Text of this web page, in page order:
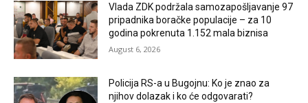
Vlada ZDK podržala samozapošljavanje 97
pripadnika boračke populacije – za 10
godina pokrenuta 1.152 mala biznisa
August 6, 2026
Policija RS-a u Bugojnu: Ko je znao za
njihov dolazak i ko će odgovarati?